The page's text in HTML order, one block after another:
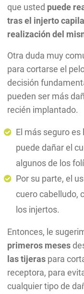
que usted puede
tras el injerto
realización del
Otra duda muy
para cortarse el
decisión
pueden ser más
recién implantado.
El más seguro
puede dañar el
algunos de los
Por su parte, el
cuero cabelludo,
los injertos.
Entonces, le
primeros meses
las tijeras para
receptora, para
cualquier tipo de